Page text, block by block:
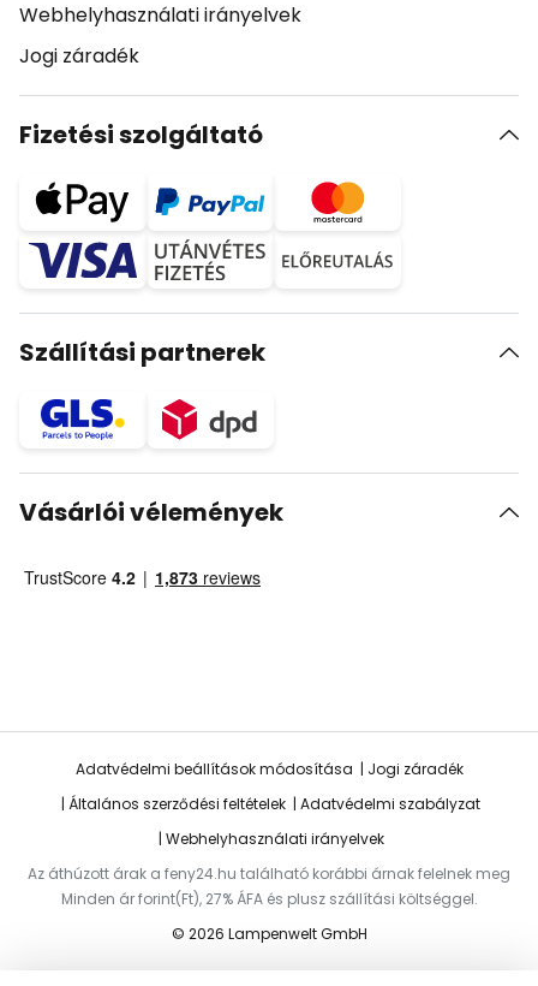
Webhelyhasználati irányelvek
Jogi záradék
Fizetési szolgáltató
Szállítási partnerek
Vásárlói vélemények
Adatvédelmi beállítások módosítása
Jogi záradék
Általános szerződési feltételek
Adatvédelmi szabályzat
Webhelyhasználati irányelvek
Az áthúzott árak a feny24.hu található korábbi árnak felelnek meg
Minden ár forint(Ft), 27% ÁFA és plusz szállítási költséggel.
© 2026 Lampenwelt GmbH